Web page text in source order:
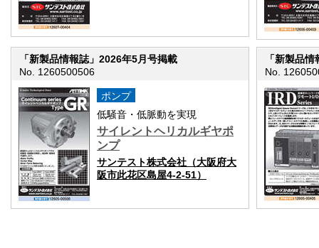
「新製品情報誌」2026年5月号掲載
No. 1260500506
ポンプ
低騒音・低脈動を実現
サイレントヘリカルギヤポ
ンプ
サンテスト株式会社（大阪府大
阪市此花区島屋4-2-51）
「新製品
No.